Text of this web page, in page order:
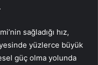
sağladığı hız,
yüzlerce büyük
güç olma yolunda